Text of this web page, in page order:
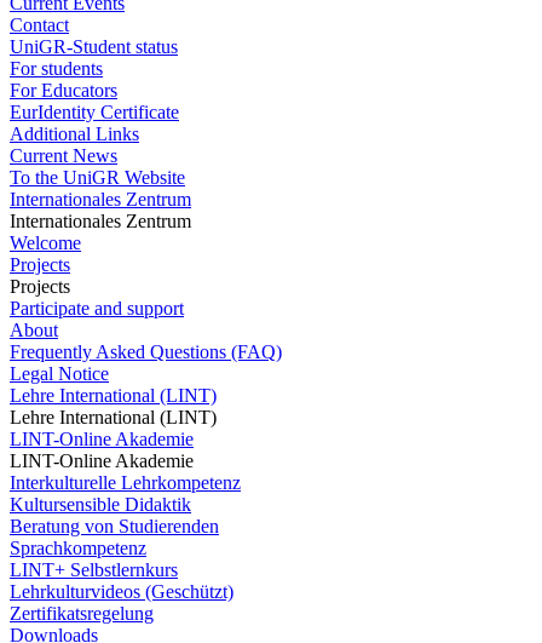
Contact
UniGR-Student status
For students
For Educators
EurIdentity Certificate
Additional Links
Current News
To the UniGR Website
Internationales Zentrum
Internationales Zentrum
Welcome
Projects
Projects
Participate and support
About
Frequently Asked Questions (FAQ)
Legal Notice
Lehre International (LINT)
Lehre International (LINT)
LINT-Online Akademie
LINT-Online Akademie
Interkulturelle Lehrkompetenz
Kultursensible Didaktik
Beratung von Studierenden
Sprachkompetenz
LINT+ Selbstlernkurs
Lehrkulturvideos (Geschützt)
Zertifikatsregelung
Downloads